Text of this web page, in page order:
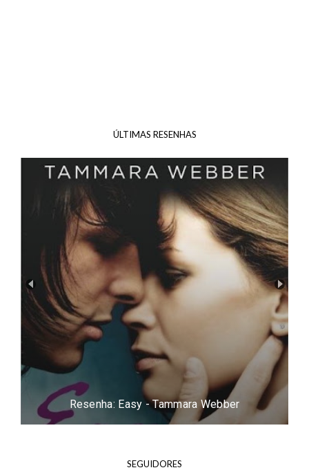
ÚLTIMAS RESENHAS
Resenha: Procura-se um Marido - Carina Rissi
SEGUIDORES